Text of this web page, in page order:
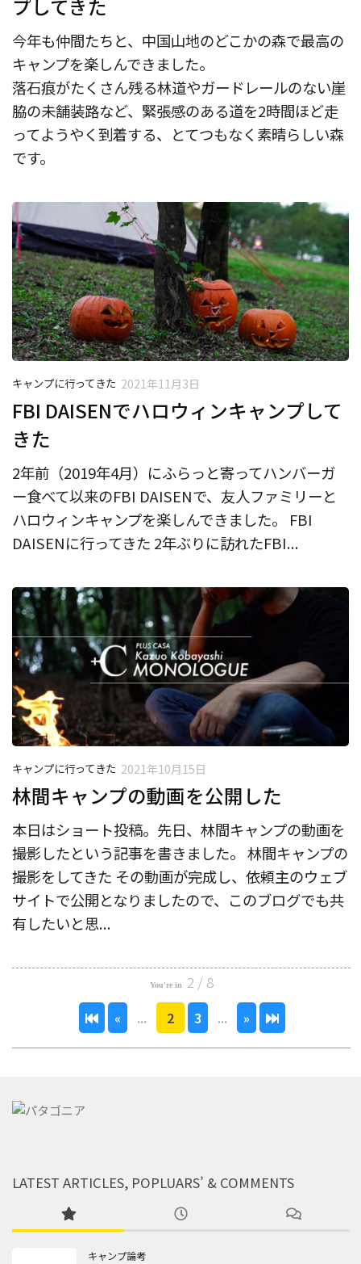
プしてきた
今年も仲間たちと、中国山地のどこかの森で最高の
キャンプを楽しんできました。
落石痕がたくさん残る林道やガードレールのない崖
脇の未舗装路など、緊張感のある道を2時間ほど走
ってようやく到着する、とてつもなく素晴らしい森
です。
キャンプに行ってきた 2021年11月3日
FBI DAISENでハロウィンキャンプして
きた
2年前（2019年4月）にふらっと寄ってハンバーガ
ー食べて以来のFBI DAISENで、友人ファミリーと
ハロウィンキャンプを楽しんできました。 FBI
DAISENに行ってきた 2年ぶりに訪れたFBI...
キャンプに行ってきた 2021年10月15日
林間キャンプの動画を公開した
本日はショート投稿。先日、林間キャンプの動画を
撮影したという記事を書きました。 林間キャンプの
撮影をしてきた その動画が完成し、依頼主のウェブ
サイトで公開となりましたので、このブログでも共
有したいと思...
2 / 8
« ... 2 3 ... »
LATEST ARTICLES, POPLUARS’ & COMMENTS
キャンプ論考